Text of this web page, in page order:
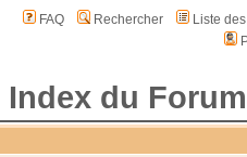
FAQ Rechercher
Liste
du Forum